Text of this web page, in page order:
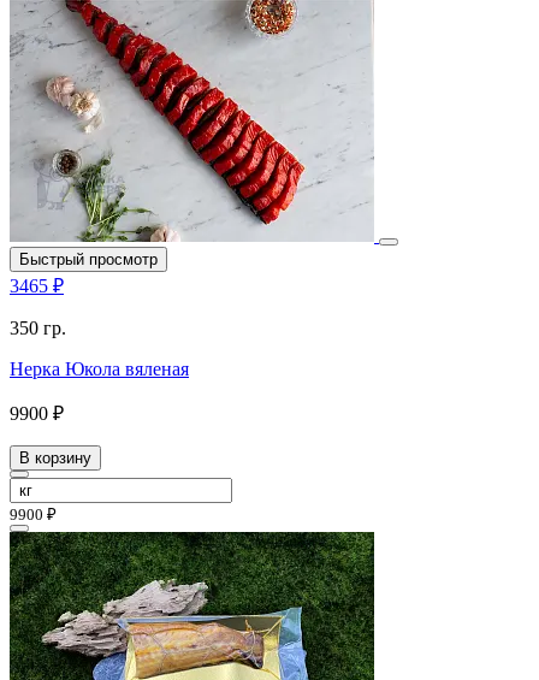
Быстрый просмотр
3465 ₽
350 гр.
Нерка Юкола вяленая
9900 ₽
В корзину
9900 ₽